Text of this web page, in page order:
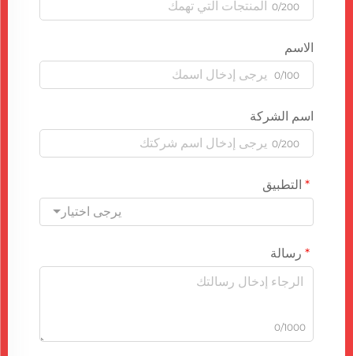
0/200
الاسم
0/100
اسم الشركة
0/200
التطبيق
يرجى اختيار
رسالة
0/1000